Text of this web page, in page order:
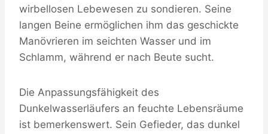
wirbellosen Lebewesen zu sondieren. Seine
langen Beine ermöglichen ihm das geschickte
Manövrieren im seichten Wasser und im
Schlamm, während er nach Beute sucht.
Die Anpassungsfähigkeit des
Dunkelwasserläufers an feuchte Lebensräume
ist bemerkenswert. Sein Gefieder, das dunkel